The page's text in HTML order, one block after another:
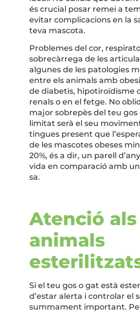
és crucial posar remei a
evitar complicacions en la
teva mascota.
Problemes del cor,
sobrecàrrega de les
algunes de les patologies
entre els animals amb
de diabetis, hipotiroïdisme
renals o en el fetge. No
major sobrepès del teu gos
limitat serà el seu
tingues present que
de les mascotes obeses
20%, és a dir, un parell
vida en comparació amb
sa.
Atenció als
animals
Si el teu gos o gat està
d’estar alerta i controlar el
summament important.